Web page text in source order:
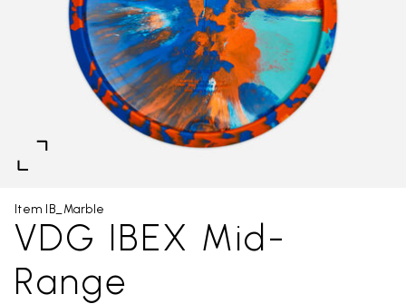
Item IB_Marble
VDG IBEX Mid-
Range